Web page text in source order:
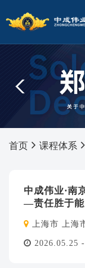
首页
课程体系
中成伟业·南
—责任胜于能
上海市 上海
2026.05.25